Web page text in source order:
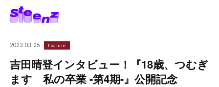
2023.03.25 Feature
吉田晴登インタビュー！『18歳、つむぎ
ます 私の卒業 -第4期-』公開記念